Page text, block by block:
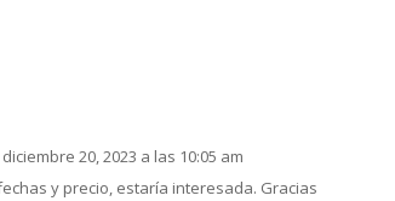
20, 2023 a las 10:05 am
y precio, estaría interesada. Gracias